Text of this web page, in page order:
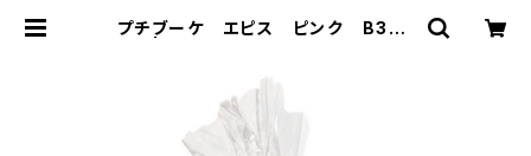
プチブーケ エピス ピンク B378